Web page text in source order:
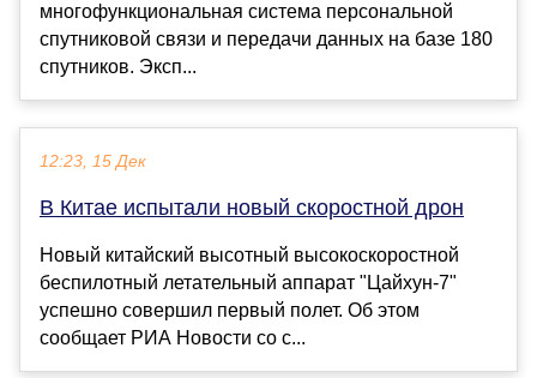
многофункциональная система персональной
спутниковой связи и передачи данных на базе 180
спутников. Эксп...
12:23, 15 Дек
В Китае испытали новый скоростной дрон
Новый китайский высотный высокоскоростной
беспилотный летательный аппарат "Цайхун-7"
успешно совершил первый полет. Об этом
сообщает РИА Новости со с...